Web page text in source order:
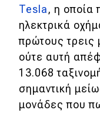
Tesla, η οποία
ηλεκτρικά
πρώτους τρεις
ούτε αυτή
13.068
σημαντική
μονάδες που